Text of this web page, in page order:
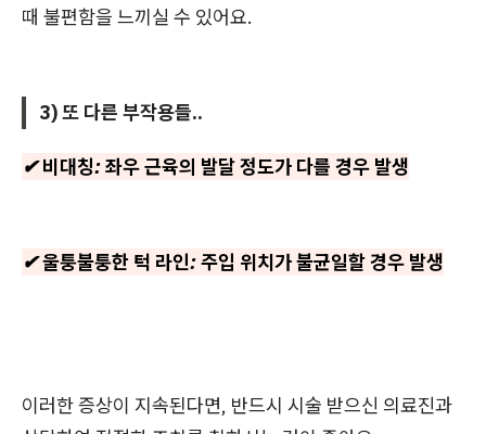
때 불편함을 느끼실 수 있어요.
3) 또 다른 부작용들..
✔ 비대칭: 좌우 근육의 발달 정도가 다를 경우 발생
✔ 울퉁불퉁한 턱 라인: 주입 위치가 불균일할 경우 발생
이러한 증상이 지속된다면, 반드시 시술 받으신 의료진과